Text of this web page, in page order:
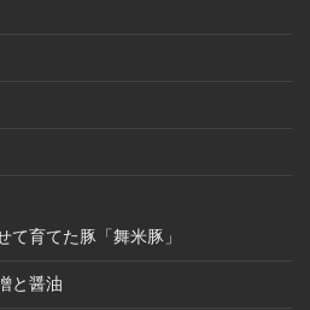
て育てた豚「舞米豚」
と醤油